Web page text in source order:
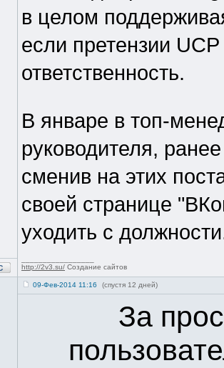
в целом
если претензии
ответственность.
В январе в топ-
руководителя,
сменив на этих
своей странице
уходить с
http://2v3.su/ Создание сайтов
09-Фев-2014 11:16 (спустя 12 дней)
За